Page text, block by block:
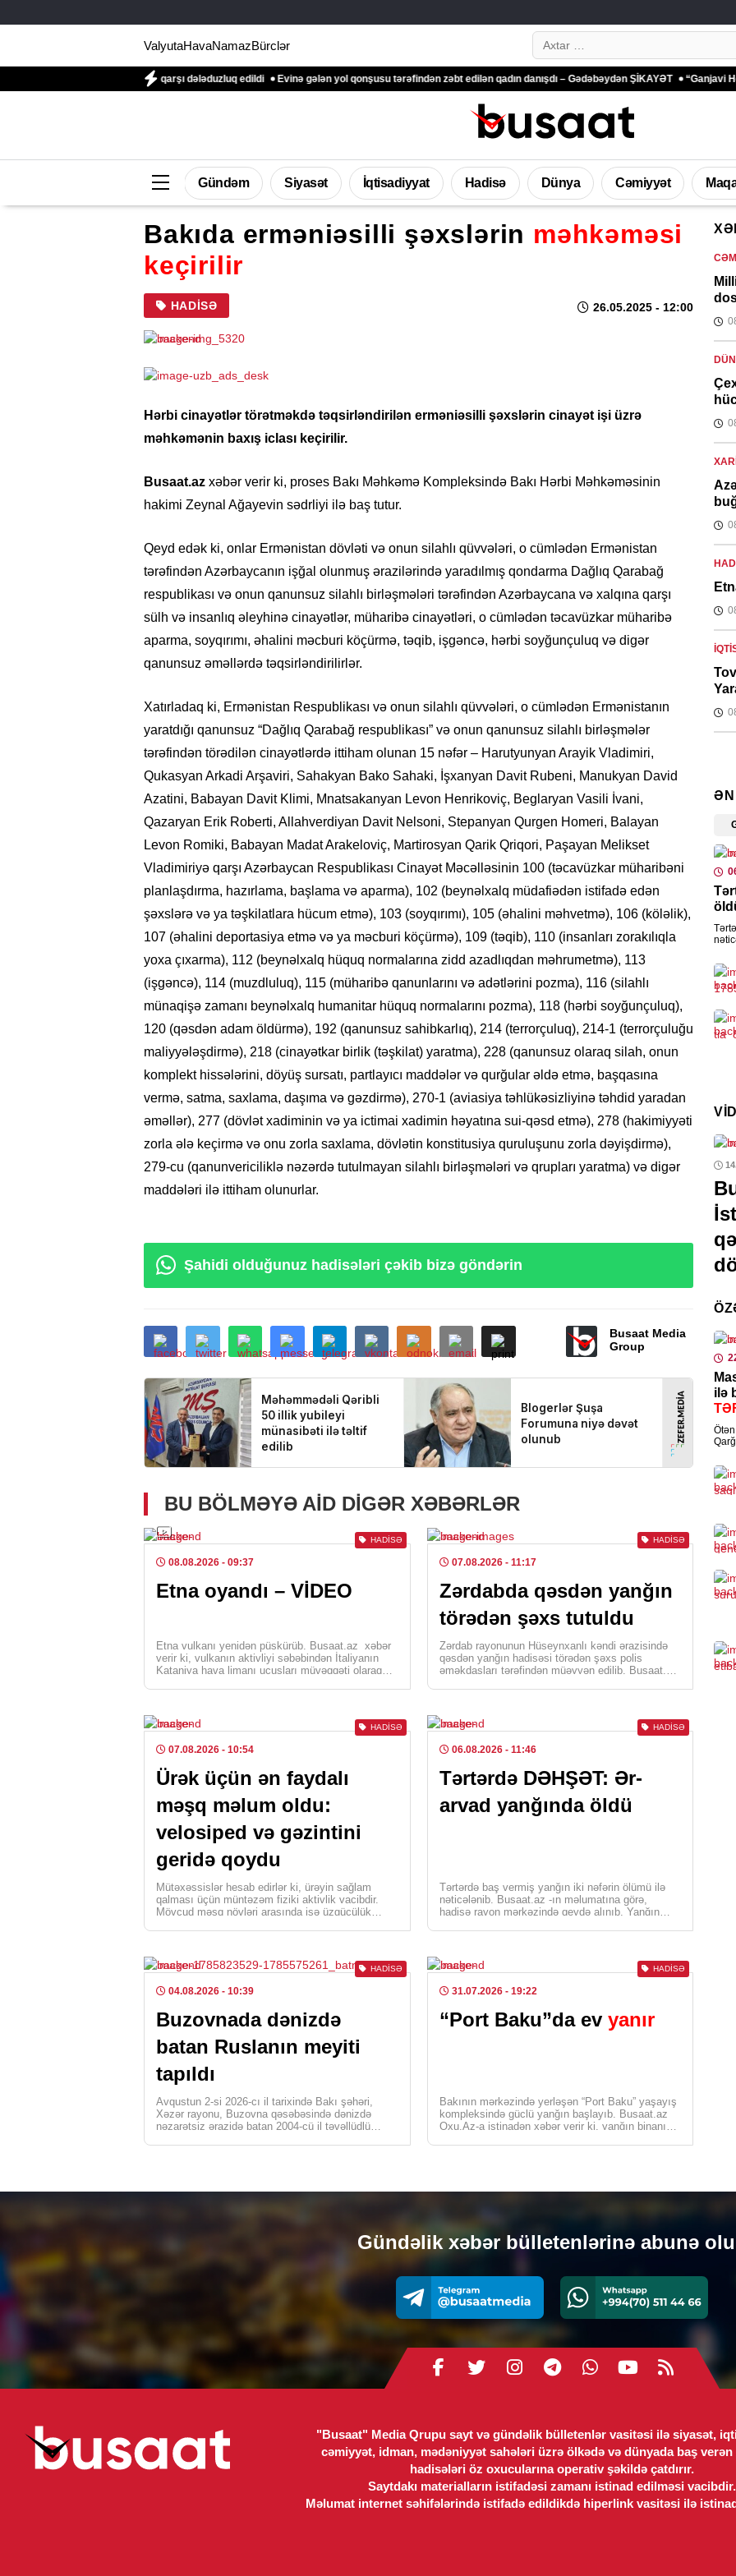
ValyutaHavaNamazBürclər Search…
Natiq Əliyevin qızına qarşı dələduzluq edildi Evinə gələn yol qonşusu tərəfindən zəbt edilən qadın danışdı – Gədəbəydən ŞİKAYƏT “Ganjavi Holding”
Gündəm Siyasət İqtisadiyyat Hadisə Dünya Cəmiyyət
Bakıda erməniəsilli şəxslərin məhkəməsi
keçirilir
HADISƏ 26.05.2025 - 12:00
Hərbi cinayətlər törətməkdə təqsirləndirilən erməniəsilli şəxslərin cinayət işi üzrə
məhkəmənin baxış iclası keçirilir.
Busaat.az xəbər verir ki, proses Bakı Məhkəmə Kompleksində Bakı Hərbi Məhkəməsinin
hakimi Zeynal Ağayevin sədrliyi ilə baş tutur.
Qeyd edək ki, onlar Ermənistan dövləti və onun silahlı qüvvələri, o cümlədən Ermənistan
tərəfindən Azərbaycanın işğal olunmuş ərazilərində yaradılmış qondarma Dağlıq Qarabağ
respublikası və onun qanunsuz silahlı birləşmələri tərəfindən Azərbaycana və xalqına qarşı
sülh və insanlıq əleyhinə cinayətlər, müharibə cinayətləri, o cümlədən təcavüzkar müharibə
aparma, soyqırımı, əhalini məcburi köçürmə, təqib, işgəncə, hərbi soyğunçuluq və digər
qanunsuz əməllərdə təqsirləndirilirlər.
Xatırladaq ki, Ermənistan Respublikası və onun silahlı qüvvələri, o cümlədən Ermənistanın
yaratdığı qanunsuz “Dağlıq Qarabağ respublikası” və onun qanunsuz silahlı birləşmələr
tərəfindən törədilən cinayətlərdə ittiham olunan 15 nəfər – Harutyunyan Arayik Vladimiri,
Qukasyan Arkadi Arşaviri, Sahakyan Bako Sahaki, İşxanyan Davit Rubeni, Manukyan David
Azatini, Babayan Davit Klimi, Mnatsakanyan Levon Henrikoviç, Beglaryan Vasili İvani,
Qazaryan Erik Roberti, Allahverdiyan Davit Nelsoni, Stepanyan Qurgen Homeri, Balayan
Levon Romiki, Babayan Madat Arakeloviç, Martirosyan Qarik Qriqori, Paşayan Melikset
Vladimiriyə qarşı Azərbaycan Respublikası Cinayət Məcəlləsinin 100 (təcavüzkar müharibəni
planlaşdırma, hazırlama, başlama və aparma), 102 (beynəlxalq müdafiədən istifadə edən
şəxslərə və ya təşkilatlara hücum etmə), 103 (soyqırımı), 105 (əhalini məhvetmə), 106 (köləlik),
107 (əhalini deportasiya etmə və ya məcburi köçürmə), 109 (təqib), 110 (insanları zorakılıqla
yoxa çıxarma), 112 (beynəlxalq hüquq normalarına zidd azadlıqdan məhrumetmə), 113
(işgəncə), 114 (muzdluluq), 115 (müharibə qanunlarını və adətlərini pozma), 116 (silahlı
münaqişə zamanı beynəlxalq humanitar hüquq normalarını pozma), 118 (hərbi soyğunçuluq),
120 (qəsdən adam öldürmə), 192 (qanunsuz sahibkarlıq), 214 (terrorçuluq), 214-1 (terrorçuluğu
maliyyələşdirmə), 218 (cinayətkar birlik (təşkilat) yaratma), 228 (qanunsuz olaraq silah, onun
komplekt hissələrini, döyüş sursatı, partlayıcı maddələr və qurğular əldə etmə, başqasına
vermə, satma, saxlama, daşıma və gəzdirmə), 270-1 (aviasiya təhlükəsizliyinə təhdid yaradan
əməllər), 277 (dövlət xadiminin və ya ictimai xadimin həyatına sui-qəsd etmə), 278 (hakimiyyəti
zorla ələ keçirmə və onu zorla saxlama, dövlətin konstitusiya quruluşunu zorla dəyişdirmə),
279-cu (qanunvericiliklə nəzərdə tutulmayan silahlı birləşmələri və qrupları yaratma) və digər
maddələri ilə ittiham olunurlar.
Şahidi olduğunuz hadisələri çəkib bizə göndərin
Busaat Media
Group
BU BÖLMƏYƏ AID DIGƏR XƏBƏRLƏR
HADISƏ
08.08.2026 - 09:37
Etna oyandı – VİDEO
Etna vulkanı yenidən püskürüb. Busaat.az xəbər
verir ki, vulkanın aktivliyi səbəbindən İtaliyanın
Kataniya hava limanı uçuşları müvəqqəti olaraq
HADISƏ
07.08.2026- 11:17
Zərdabda qəsdən yanğın
törədən şəxs tutuldu
Zərdab rayonunun Hüseynxanlı kəndi ərazisində
qəsdən yanğın hadisəsi törədən şəxs polis
əməkdaşları tərəfindən müəyyən edilib. Busaat.az
HADISƏ
07.08.2026 - 10:54
Ürək üçün ən faydalı
məşq məlum oldu:
velosiped və gəzintini
geridə qoydu
Mütəxəssislər hesab edirlər ki, ürəyin sağlam
qalması üçün müntəzəm fiziki aktivlik vacibdir.
Mövcud məşq növləri arasında isə üzgüçülük
HADISƏ
06.08.2026- 11:46
Tərtərdə DƏHŞƏT: Ər-
arvad yanğında öldü
Tərtərdə baş vermiş yanğın iki nəfərin ölümü ilə
nəticələnib. Busaat.az -ın məlumatına görə,
hadisə rayon mərkəzində qeydə alınıb. Yanğın
HADISƏ
04.08.2026 - 10:39
Buzovnada dənizdə
batan Ruslanın meyiti
tapıldı
Avqustun 2-si 2026-cı il tarixində Bakı şəhəri,
Xəzər rayonu, Buzovna qəsəbəsində dənizdə
nəzarətsiz ərazidə batan 2004-cü il təvəllüdlü
HADISƏ
31.07.2026- 19:22
“Port Baku”da ev yanır
Bakının mərkəzində yerləşən “Port Baku” yaşayış
kompleksində güclü yanğın başlayıb. Busaat.az
Oxu.Az-a istinadən xəbər verir ki, yanğın binanın
əl
ƏN
30.01.2021 - 04:56
Paşinyan: “Bayden
– VİDEO
02.12.2022- 00:10
planını işə salır?
ilə
Gündəlik xəbər bülletenlərinə abunə
"Busaat" Media Qrupu sayt və gündəlik bülletenlər vasitəsi ilə siyasət,
cəmiyyət, idman, mədəniyyət sahələri üzrə ölkədə və dünyada baş verən
hadisələri öz oxucularına operativ şəkildə çatdırır.
Saytdakı materialların istifadəsi zamanı istinad edilməsi vacibdir.
Məlumat internet səhifələrində istifadə edildikdə hiperlink vasitəsi ilə